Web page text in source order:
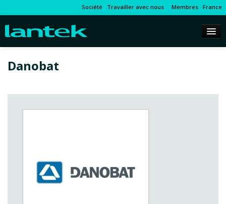
Société Travailler avec nous Membres France
Danobat